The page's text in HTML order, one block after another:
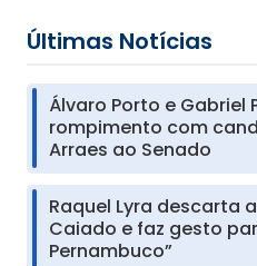
Últimas Notícias
Álvaro Porto e Gabriel
rompimento com
Arraes ao Senado
Raquel Lyra descarta
Caiado e faz gesto
Pernambuco”